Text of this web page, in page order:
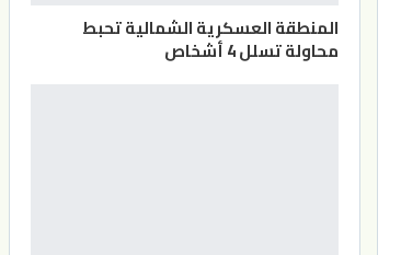
المنطقة العسكرية الشمالية تحبط
محاولة تسلل 4 أشخاص